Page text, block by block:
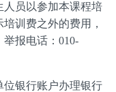
人员以参加本课程培
训费之外的费用，
报电话： 010-
位银行账户办理银行